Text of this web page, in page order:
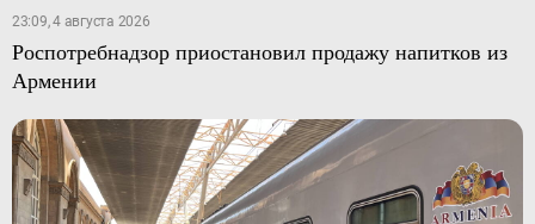
23:09, 4 августа 2026
Роспотребнадзор приостановил продажу напитков из
Армении